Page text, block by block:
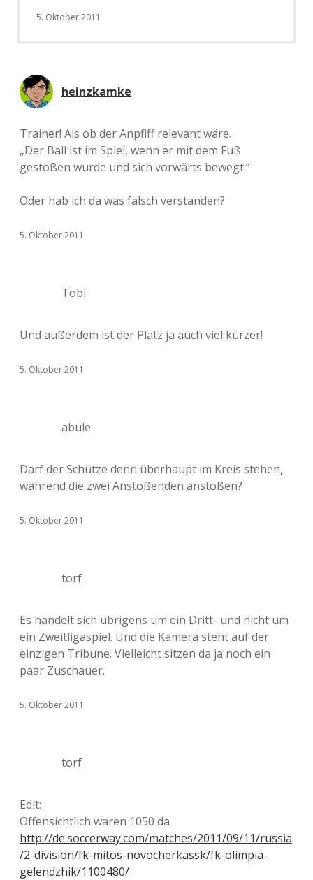
5. Oktober 2011
heinzkamke
Trainer! Als ob der Anpfiff relevant wäre.
„Der Ball ist im Spiel, wenn er mit dem Fuß
gestoßen wurde und sich vorwärts bewegt.“
Oder hab ich da was falsch verstanden?
5. Oktober 2011
Tobi
Und außerdem ist der Platz ja auch viel kürzer!
5. Oktober 2011
abule
Darf der Schütze denn überhaupt im Kreis stehen,
während die zwei Anstoßenden anstoßen?
5. Oktober 2011
torf
Es handelt sich übrigens um ein Dritt- und nicht um
ein Zweitligaspiel. Und die Kamera steht auf der
einzigen Tribüne. Vielleicht sitzen da ja noch ein
paar Zuschauer.
5. Oktober 2011
torf
Edit:
Offensichtlich waren 1050 da
http://de.soccerway.com/matches/2011/09/11/russia
/2-division/fk-mitos-novocherkassk/fk-olimpia-
gelendzhik/1100480/